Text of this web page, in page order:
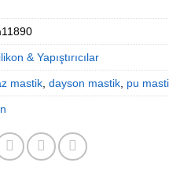
& Yapıştırıcılar
mastik dayson mastik pu